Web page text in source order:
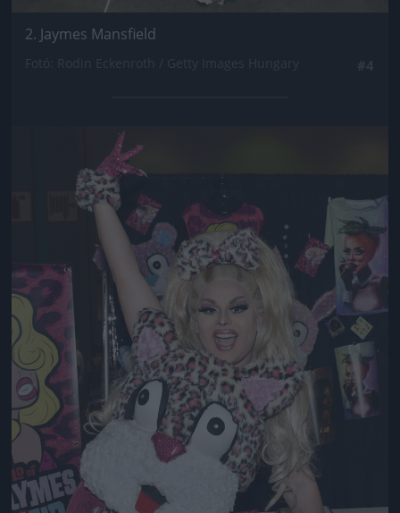
2. Jaymes Mansfield
Jön még kép!